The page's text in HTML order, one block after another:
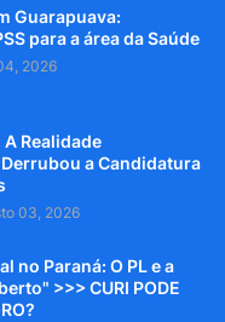
Guarapuava:
para a área da Saúde
2026
Realidade
a Candidatura
03, 2026
no Paraná: O PL e a
>>> CURI PODE